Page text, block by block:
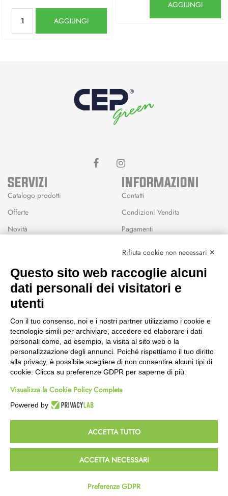
AGGIUNGI
AGGIUNGI
SERVIZI
Catalogo prodotti
Offerte
Novità
Wishlist
INFORMAZIONI
Contatti
Condizioni Vendita
Pagamenti
CEP GREEN
Fanano (MO)
059 8676485
349 9202419
388 8659473
info@cepgreen.com
Orario
Dal lunedì al venerdì
8:00 – 12:30 / 13:30 - 19:00
8:30 – 12:30 / 15:30 - 19:00
© 2023 Powered & Designed byPassepartout
Termini e Condizioni Privacy e Cookie Policy
Rifiuta cookie non necessari ✕
Questo sito web raccoglie alcuni
dati personali dei visitatori e
utenti
Con il tuo consenso, noi e i nostri partner utilizziamo i cookie e
tecnologie simili per archiviare, accedere ed elaborare i dati
personali come, ad esempio, la visita al sito web o la
personalizzazione degli annunci. Poiché rispettiamo il tuo diritto
alla privacy, è possibile scegliere di non consentire alcuni tipi di
cookie. Clicca su preferenze GDPR per saperne di più.
Visualizza la Cookie Policy Completa
Powered by
ACCETTA TUTTO
ACCETTA NECESSARI
Preferenze GDPR